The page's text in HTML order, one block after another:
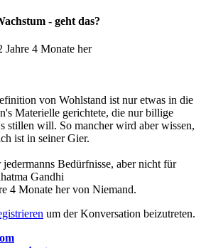
- geht das?
Jahre 4 Monate her
von Wohlstand ist nur etwas in die
Materielle gerichtete, die nur billige
stillen will. So mancher wird aber wissen,
ist in seiner Gier.
Bedürfnisse, aber nicht für
Gandhi
4 Monate her von Niemand.
um der Konversation beizutreten.